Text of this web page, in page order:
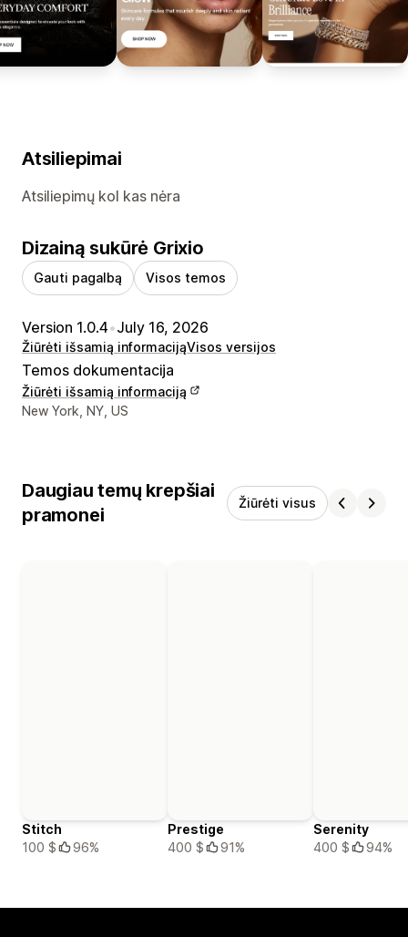
Atsiliepimai
Atsiliepimų kol kas nėra
Dizainą sukūrė Grixio
Gauti pagalbą Visos temos
Version 1.0.4•July 16, 2026
Žiūrėti išsamią informacijąVisos versijos
Temos dokumentacija
Žiūrėti išsamią informaciją
Kūrėjo kontaktiniai duomenys
New York, NY, US
Daugiau temų krepšiai
pramonei
Žiūrėti visus
Stitch
100 $
96%
Prestige
400 $
91%
Serenity
400 $
94%